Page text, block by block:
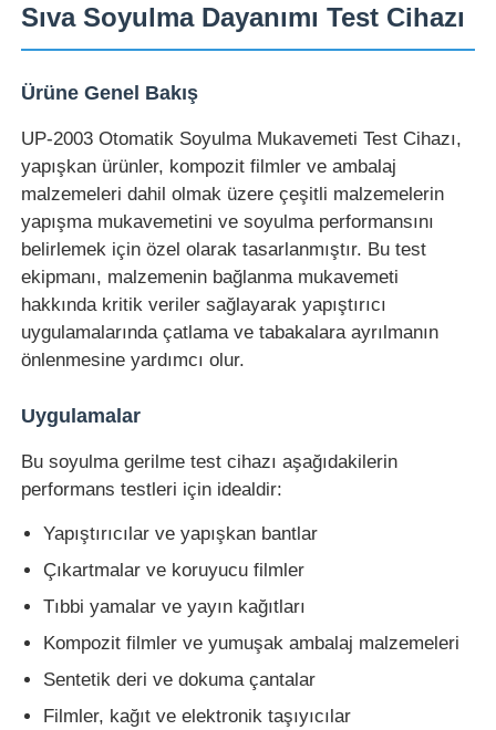
Ana sayfa
Ürünler
Hakkımızda
Fabrika turu
Kalite kontrol
Laboratuvar Test Cihazları
Çevresel Test Odası
Evrensel test makinesi
Sıva Soyulma Dayanımı Test Cihazı
Ürüne Genel Bakış
UP-2003 Otomatik Soyulma Mukavemeti Test Cihazı,
yapışkan ürünler, kompozit filmler ve ambalaj
malzemeleri dahil olmak üzere çeşitli malzemelerin
yapışma mukavemetini ve soyulma performansını
belirlemek için özel olarak tasarlanmıştır. Bu test
ekipmanı, malzemenin bağlanma mukavemeti
hakkında kritik veriler sağlayarak yapıştırıcı
uygulamalarında çatlama ve tabakalara ayrılmanın
önlenmesine yardımcı olur.
Uygulamalar
Bu soyulma gerilme test cihazı aşağıdakilerin
performans testleri için idealdir:
Yapıştırıcılar ve yapışkan bantlar
Çıkartmalar ve koruyucu filmler
Tıbbi yamalar ve yayın kağıtları
Kompozit filmler ve yumuşak ambalaj malzemeleri
Sentetik deri ve dokuma çantalar
Filmler, kağıt ve elektronik taşıyıcılar